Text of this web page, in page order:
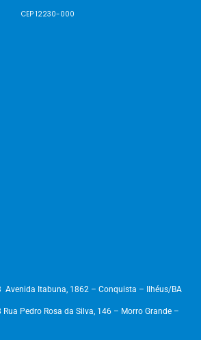
CEP 12230-000
Avenida Itabuna, 1862 – Conquista – Ilhéus/BA
Pedro Rosa da Silva, 146 – Morro Grande –